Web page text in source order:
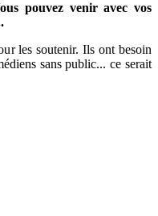
pouvez venir avec vos
les soutenir. Ils ont besoin
sans public... ce serait